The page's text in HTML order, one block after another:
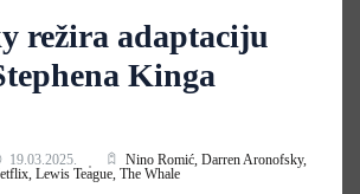
režira adaptaciju
Kinga
19.03.2025. Nino Romić, Darren Aronofsky,
Lewis Teague, The Whale